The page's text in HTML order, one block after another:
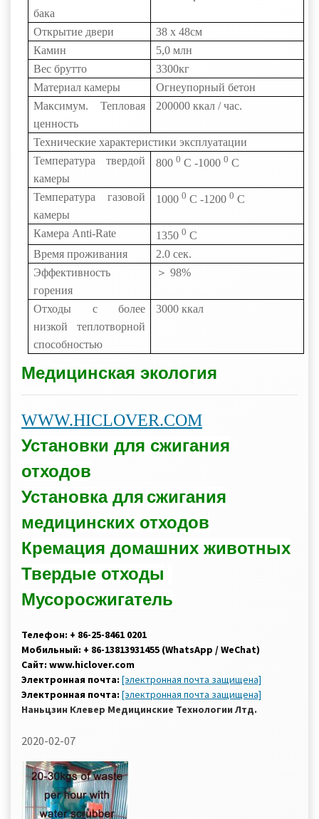
бака
Открытие двери 38 х 48см
Камин
5,0 млн
Вес брутто
3300кг
Материал камеры
Огнеупорный бетон
Максимум. Тепловая
ценность
200000 ккал / час.
Технические характеристики эксплуатации
Температура твердой
камеры
8000 С -10000 С
Температура газовой
камеры
10000 С -12000 С
Камера Anti-Rate 13500 С
Время проживания
2.0 сек.
Эффективность
горения
＞ 98%
Отходы с более
низкой теплотворной
способностью
3000 ккал
Медицинская экология
WWW.HICLOVER.COM
Установки для сжигания
отходов
Установка для сжигания
медицинских отходов
Кремация домашних животных
Твердые отходы
Мусоросжигатель
Телефон: + 86-25-8461 0201
Мобильный: + 86-13813931455 (WhatsApp / WeChat)
Сайт: www.hiclover.com
Электронная почта: [электронная почта защищена]
Электронная почта: [электронная почта защищена]
Наньцзин Клевер Медицинские Технологии Лтд.
2020-02-07